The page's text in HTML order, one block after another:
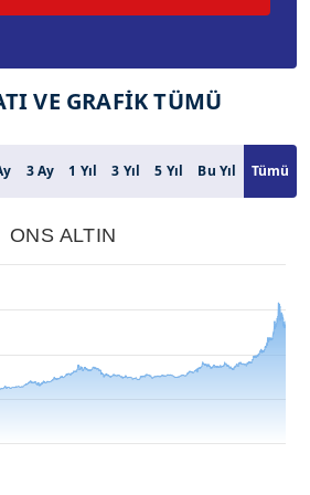
VE GRAFİK TÜMÜ
3 Ay 1 Yıl 3 Yıl 5 Yıl Bu Yıl Tümü
ONS ALTIN